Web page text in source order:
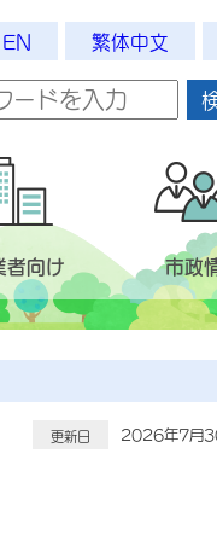
EN 繁体中文
者向け 市政
更新日 2026年7月